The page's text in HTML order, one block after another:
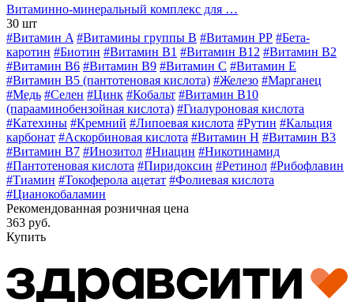
Витаминно-минеральный комплекс для …
30 шт
#Витамин A #Витамины группы В #Витамин РР #Бета-
каротин #Биотин #Витамин B1 #Витамин B12 #Витамин B2
#Витамин B6 #Витамин B9 #Витамин C #Витамин E
#Витамин В5 (пантотеновая кислота) #Железо #Марганец
#Медь #Селен #Цинк #Кобальт #Витамин В10
(парааминобензойная кислота) #Гиалуроновая кислота
#Катехины #Кремний #Липоевая кислота #Рутин #Кальция
карбонат #Аскорбиновая кислота #Витамин H #Витамин В3
#Витамин В7 #Инозитол #Ниацин #Никотинамид
#Пантотеновая кислота #Пиридоксин #Ретинол #Рибофлавин
#Тиамин #Токоферола ацетат #Фолиевая кислота
#Цианокобаламин
Рекомендованная розничная цена
363 руб.
Купить